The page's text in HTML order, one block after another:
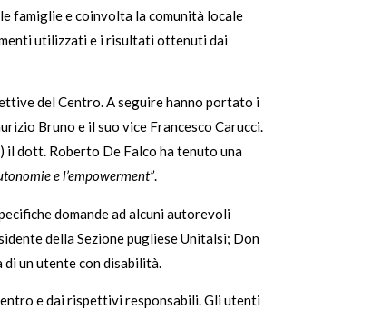
famiglie e coinvolta la comunità locale
utilizzati e i risultati ottenuti dai
del Centro. A seguire hanno portato i
Bruno e il suo vice Francesco Carucci.
dott. Roberto De Falco ha tenuto una
e l’empowerment”.
domande ad alcuni autorevoli
della Sezione pugliese Unitalsi; Don
un utente con disabilità.
e dai rispettivi responsabili. Gli utenti